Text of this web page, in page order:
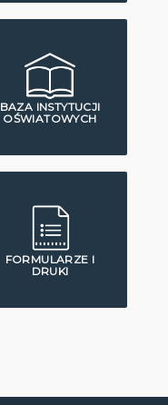
BAZA INSTYTUCJI
OŚWIATOWYCH
FORMULARZE I
DRUKI